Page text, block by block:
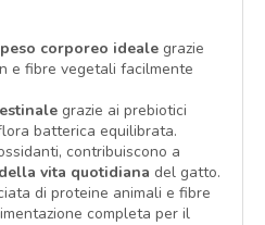
peso corporeo ideale grazie
e fibre vegetali facilmente
grazie ai prebiotici
batterica equilibrata.
contribuiscono a
vita quotidiana del gatto.
di proteine animali e fibre
completa per il